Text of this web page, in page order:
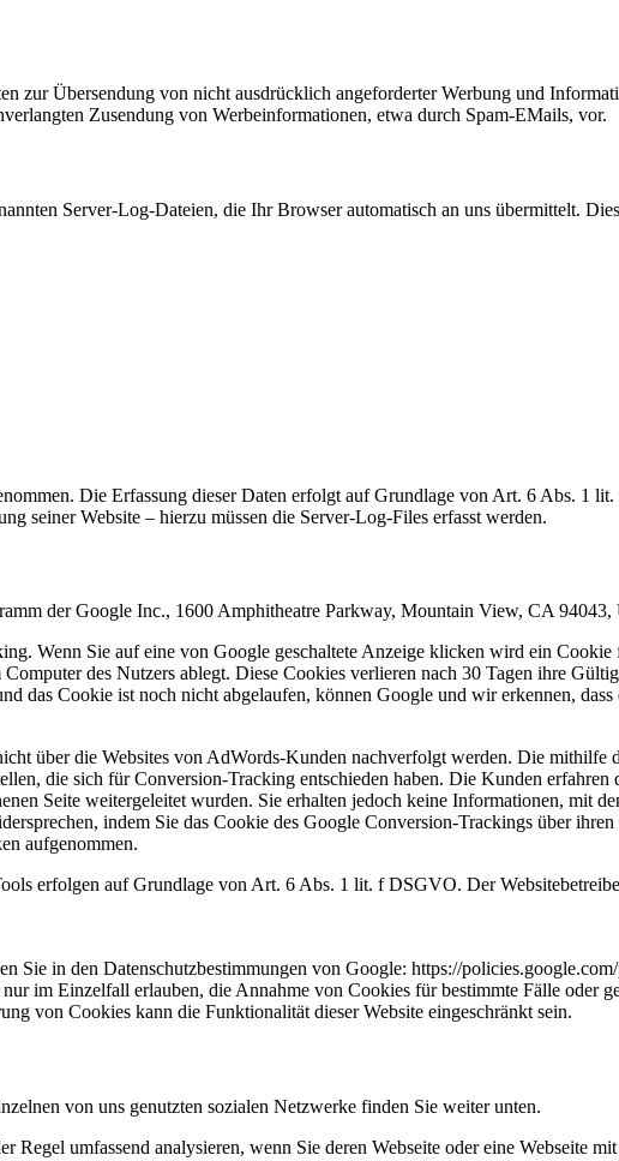
zur Übersendung von nicht ausdrücklich angeforderter Werbung und
Zusendung von Werbeinformationen, etwa durch Spam-EMails, vor.
Server-Log-Dateien, die Ihr Browser automatisch an uns übermittelt.
Die Erfassung dieser Daten erfolgt auf Grundlage von Art. 6 Abs. 1
seiner Website – hierzu müssen die Server-Log-Files erfasst werden.
der Google Inc., 1600 Amphitheatre Parkway, Mountain View, CA 94043,
Wenn Sie auf eine von Google geschaltete Anzeige klicken wird ein
des Nutzers ablegt. Diese Cookies verlieren nach 30 Tagen ihre
das Cookie ist noch nicht abgelaufen, können Google und wir erkennen,
über die Websites von AdWords-Kunden nachverfolgt werden. Die mithilfe
die sich für Conversion-Tracking entschieden haben. Die Kunden erfahren
Seite weitergeleitet wurden. Sie erhalten jedoch keine Informationen, mit
indem Sie das Cookie des Google Conversion-Trackings über
aufgenommen.
erfolgen auf Grundlage von Art. 6 Abs. 1 lit. f DSGVO. Der
in den Datenschutzbestimmungen von Google: https://
im Einzelfall erlauben, die Annahme von Cookies für bestimmte Fälle oder
von Cookies kann die Funktionalität dieser Website eingeschränkt sein.
von uns genutzten sozialen Netzwerke finden Sie weiter unten.
umfassend analysieren, wenn Sie deren Webseite oder eine Webseite